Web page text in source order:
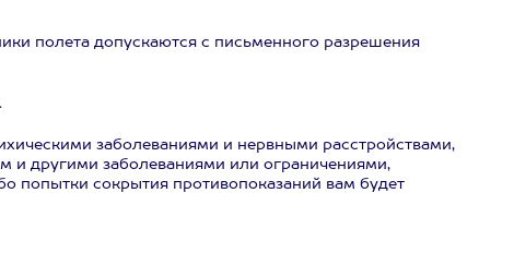
полета допускаются с письменного разрешения
заболеваниями и нервными расстройствами,
другими заболеваниями или ограничениями,
попытки сокрытия противопоказаний вам будет